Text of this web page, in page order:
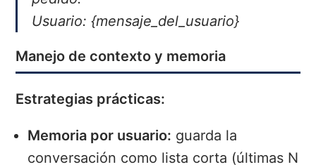
Usuario: {mensaje_del_usuario}
Manejo de contexto y memoria
Estrategias prácticas:
Memoria por usuario: guarda la
conversación como lista corta (últimas N